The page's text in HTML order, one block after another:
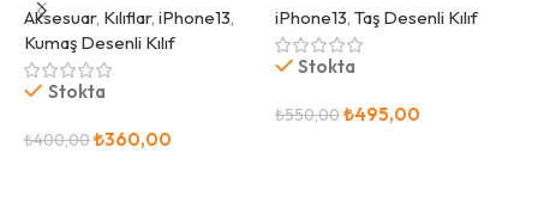
Aksesuar, Kılıflar, iPhone13,
Kumaş Desenli Kılıf
Stokta
₺400,00₺360,00
iPhone13, Taş Desenli Kılıf
Stokta
₺550,00₺495,00